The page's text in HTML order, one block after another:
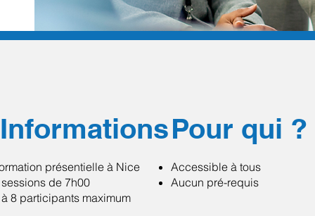
Informations
présentielle à Nice
de 7h00
8 participants maximum
Pour qui ?
Accessible à tous
Aucun pré-requis